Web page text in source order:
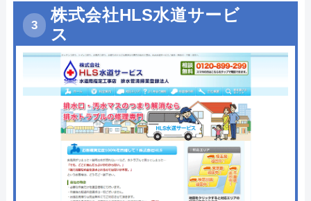
株式会社HLS水道サービ
ス